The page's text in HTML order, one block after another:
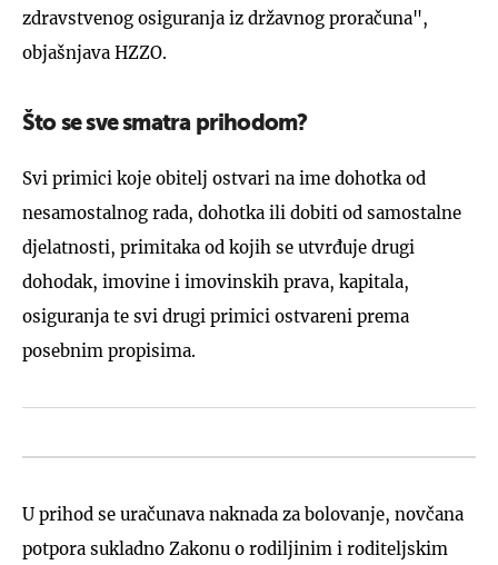
zdravstvenog osiguranja iz državnog proračuna",
objašnjava HZZO.
Što se sve smatra prihodom?
Svi primici koje obitelj ostvari na ime dohotka od
nesamostalnog rada, dohotka ili dobiti od samostalne
djelatnosti, primitaka od kojih se utvrđuje drugi
dohodak, imovine i imovinskih prava, kapitala,
osiguranja te svi drugi primici ostvareni prema
posebnim propisima.
U prihod se uračunava naknada za bolovanje, novčana
potpora sukladno Zakonu o rodiljinim i roditeljskim